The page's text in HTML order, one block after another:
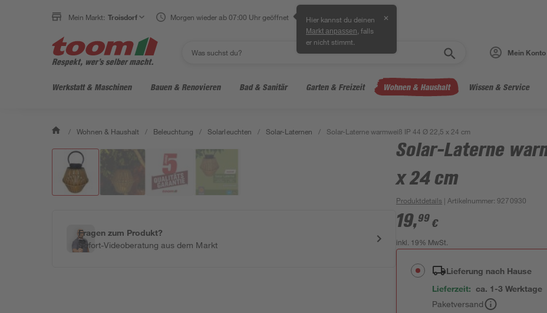
Mein Markt: Troisdorf Morgen wieder ab 07:00 Uhr geöffnet Hier kannst du deinen
Markt anpassen , falls
er nicht stimmt.
✕
Mein Konto
Werkstatt & Maschinen Bauen & Renovieren Bad & Sanitär Garten & Freizeit Wohnen & Haushalt Wissen & Service
/ Wohnen & Haushalt / Beleuchtung / Solarleuchten / Solar-Laternen / Solar-Laterne warmweiß IP 44 Ø 22,5 x 24 cm
Fragen zum Produkt?
Sofort-Videoberatung aus dem Markt
Solar-Laterne
x 24 cm
Produktdetails | Artikelnummer:9270930
19,99 €
inkl. 19% MwSt.
Lieferung nach Hause
Lieferzeit: ca. 1-3 Werktage
Paketversand